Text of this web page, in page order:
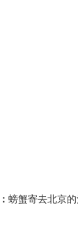
螃蟹寄去北京